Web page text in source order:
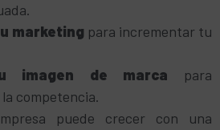
marketing para incrementar tu
imagen de marca para
competencia.
puede crecer con una